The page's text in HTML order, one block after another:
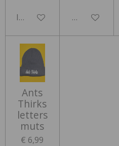
In winkelwagenHoud mij op
Ants
Thirks
letters
muts
€ 6,99